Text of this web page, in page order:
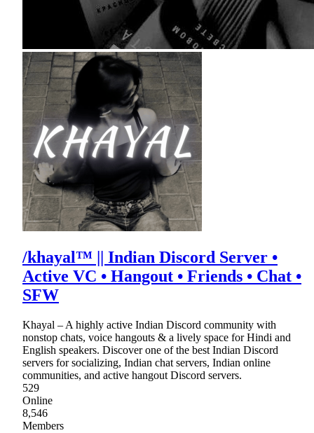
/khayal™ || Indian Discord Server •
Active VC • Hangout • Friends • Chat •
SFW
Khayal – A highly active Indian Discord community with
nonstop chats, voice hangouts & a lively space for Hindi and
English speakers. Discover one of the best Indian Discord
servers for socializing, Indian chat servers, Indian online
communities, and active hangout Discord servers.
529
Online
8,546
Members